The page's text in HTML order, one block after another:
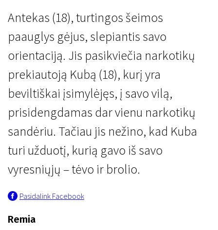
Trumpametražių filmų konkursas EUROPOS BLYKSNIAI
Stimuliantai ir empatogenai
Antekas (18), turtingos šeimos
paauglys gėjus, slepiantis savo
orientaciją. Jis pasikviečia narkotikų
prekiautoją Kubą (18), kurį yra
beviltiškai įsimylėjęs, į savo vilą,
prisidengdamas dar vienu narkotikų
sandėriu. Tačiau jis nežino, kad Kuba
turi užduotį, kurią gavo iš savo
vyresniųjų – tėvo ir brolio.
Pasidalink Facebook
Remia